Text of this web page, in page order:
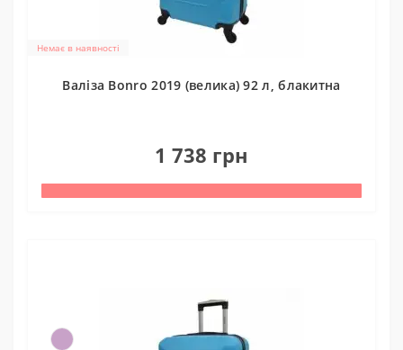
Немає в наявності
Валіза Bonro 2019 (велика) 92 л, блакитна
1 738 грн